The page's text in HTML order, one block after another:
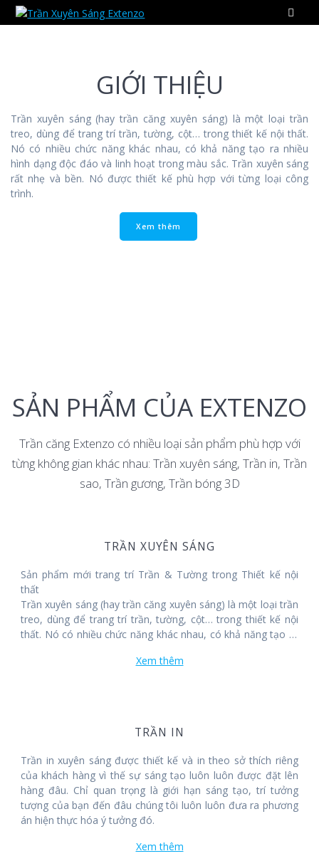
to
GIỚI THIỆU
Trần xuyên sáng (hay trần căng xuyên sáng) là một loại trần
treo, dùng để trang trí trần, tường, cột… trong thiết kế nội thất.
Nó có nhiều chức năng khác nhau, có khả năng tạo ra nhiều
hình dạng độc đáo và linh hoạt trong màu sắc. Trần xuyên sáng
rất nhẹ và bền. Nó được thiết kế phù hợp với từng loại công
trình.
Xem thêm
SẢN PHẨM CỦA EXTENZO
Trần căng Extenzo có nhiều loại sản phẩm phù hợp với
từng không gian khác nhau: Trần xuyên sáng, Trần in, Trần
sao, Trần gương, Trần bóng 3D
TRẦN XUYÊN SÁNG
Sản phẩm mới trang trí Trần & Tường trong Thiết kế nội
thất
Trần xuyên sáng (hay trần căng xuyên sáng) là một loại trần
treo, dùng để trang trí trần, tường, cột… trong thiết kế nội
thất. Nó có nhiều chức năng khác nhau, có khả năng tạo ra
xuyên sáng rất nhẹ và bền. Nó được thiết kế phù hợp với
Xem thêm
TRẦN IN
Trần in xuyên sáng được thiết kế và in theo sở thích riêng
của khách hàng vì thế sự sáng tạo luôn luôn được đặt lên
hàng đâu. Chỉ quan trọng là giới hạn sáng tạo, trí tưởng
tượng của bạn đến đâu chúng tôi luôn luôn đưa ra phương
án hiện thực hóa ý tưởng đó.
Xem thêm